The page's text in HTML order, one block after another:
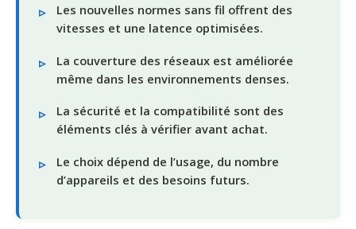
Les nouvelles normes sans fil offrent des
vitesses et une latence optimisées.
La couverture des réseaux est améliorée
même dans les environnements denses.
La sécurité et la compatibilité sont des
éléments clés à vérifier avant achat.
Le choix dépend de l’usage, du nombre
d’appareils et des besoins futurs.